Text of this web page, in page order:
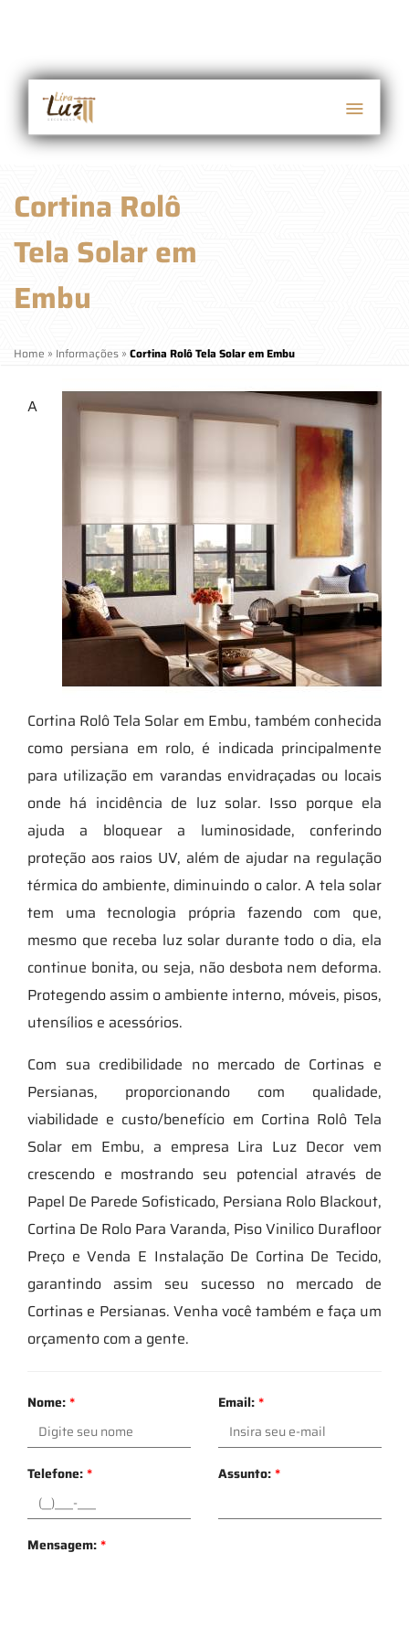
Cortina Rolô
Tela Solar em
Embu
Home » Informações » Cortina Rolô Tela Solar em Embu
A
Cortina Rolô Tela Solar em Embu, também conhecida
como persiana em rolo, é indicada principalmente
para utilização em varandas envidraçadas ou locais
onde há incidência de luz solar. Isso porque ela
ajuda a bloquear a luminosidade, conferindo
proteção aos raios UV, além de ajudar na regulação
térmica do ambiente, diminuindo o calor. A tela solar
tem uma tecnologia própria fazendo com que,
mesmo que receba luz solar durante todo o dia, ela
continue bonita, ou seja, não desbota nem deforma.
Protegendo assim o ambiente interno, móveis, pisos,
utensílios e acessórios.
Com sua credibilidade no mercado de Cortinas e
Persianas, proporcionando com qualidade,
viabilidade e custo/benefício em Cortina Rolô Tela
Solar em Embu, a empresa Lira Luz Decor vem
crescendo e mostrando seu potencial através de
Papel De Parede Sofisticado, Persiana Rolo Blackout,
Cortina De Rolo Para Varanda, Piso Vinilico Durafloor
Preço e Venda E Instalação De Cortina De Tecido,
garantindo assim seu sucesso no mercado de
Cortinas e Persianas. Venha você também e faça um
orçamento com a gente.
Nome:* Email:*
Telefone:* Assunto:*
Mensagem:*